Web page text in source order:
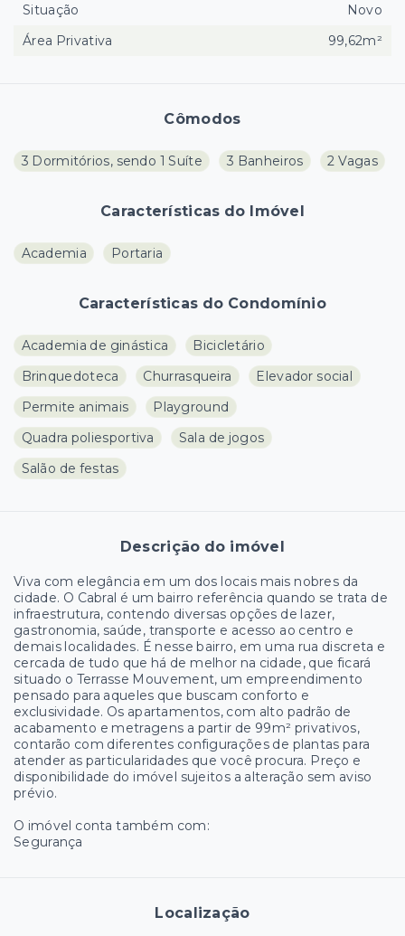
Cômodos
3 Dormitórios, sendo 1 Suíte 3 Banheiros 2 Vagas
Características do Imóvel
Academia Portaria
Características do Condomínio
Academia de ginástica
Bicicletário
Brinquedoteca
Churrasqueira
Elevador social
Permite animais
Playground
Quadra poliesportiva
Sala de jogos
Salão de festas
Descrição do imóvel
Viva com elegância em um dos locais mais nobres da
cidade. O Cabral é um bairro referência quando se trata de
infraestrutura, contendo diversas opções de lazer,
gastronomia, saúde, transporte e acesso ao centro e
demais localidades. É nesse bairro, em uma rua discreta e
cercada de tudo que há de melhor na cidade, que ficará
situado o Terrasse Mouvement, um empreendimento
pensado para aqueles que buscam conforto e
exclusividade. Os apartamentos, com alto padrão de
acabamento e metragens a partir de 99m² privativos,
contarão com diferentes configurações de plantas para
atender as particularidades que você procura. Preço e
disponibilidade do imóvel sujeitos a alteração sem aviso
prévio.
O imóvel conta também com:
Segurança
Localização
Situação
Novo
Área Privativa
99,62m²